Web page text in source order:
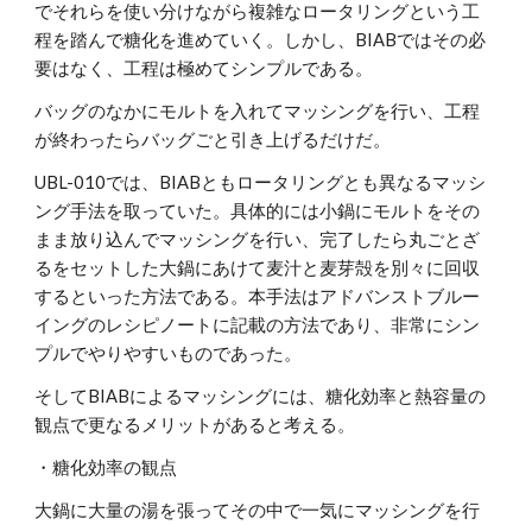
でそれらを使い分けながら複雑なロータリングという工
程を踏んで糖化を進めていく。しかし、BIABではその必
要はなく、工程は極めてシンプルである。
バッグのなかにモルトを入れてマッシングを行い、工程
が終わったらバッグごと引き上げるだけだ。
UBL-010では、BIABともロータリングとも異なるマッシ
ング手法を取っていた。具体的には小鍋にモルトをその
まま放り込んでマッシングを行い、完了したら丸ごとざ
るをセットした大鍋にあけて麦汁と麦芽殻を別々に回収
するといった方法である。本手法はアドバンストブルー
イングのレシピノートに記載の方法であり、非常にシン
プルでやりやすいものであった。
そしてBIABによるマッシングには、糖化効率と熱容量の
観点で更なるメリットがあると考える。
・糖化効率の観点
大鍋に大量の湯を張ってその中で一気にマッシングを行